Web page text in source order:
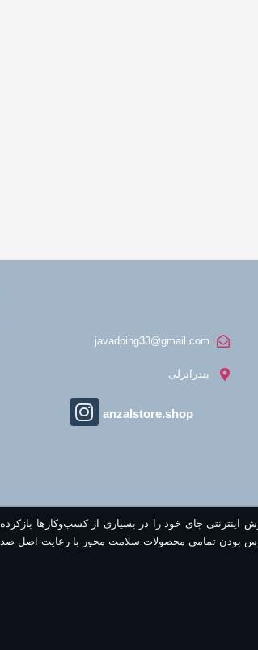
javadping33@gmail.com
بندرانزلی
anzalstore.shop
اینترنتی جای خود را در بسیاری از کسب‌وکارها
بودن تمامی محصولات سلامت محور با رعایت اصل